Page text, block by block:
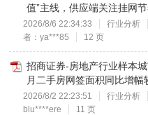
值”主线，供应端关注挂网
2026/8/6 22:34:33 行业分析
者：ya***85
12 页
招商证券-房地产行业样本
月二手房网签面积同比增
2026/8/2 22:23:51 行业分析
blu****ere
11 页